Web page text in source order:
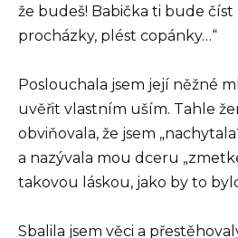
že budeš! Babička ti bude
procházky, plést copánky…“
Poslouchala jsem její něžné
uvěřit vlastním uším. Tahle
obviňovala, že jsem
a nazývala mou dceru
takovou láskou, jako by to
Sbalila jsem věci a